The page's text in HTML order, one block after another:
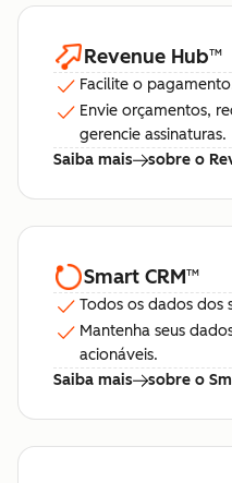
Revenue Hub™
Facilite o
Envie orçamentos,
gerencie assinaturas.
Saiba mais
sobre o
Smart CRM™
Todos os dados dos
Mantenha seus
acionáveis.
Saiba mais
sobre o